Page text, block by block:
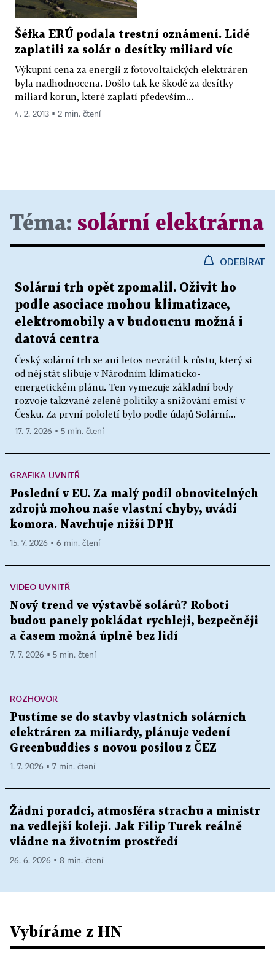
Šéfka ERÚ podala trestní oznámení. Lidé
zaplatili za solár o desítky miliard víc
Výkupní cena za energii z fotovoltaických elektráren
byla nadhodnocena. Došlo tak ke škodě za desítky
miliard korun, které zaplatí především...
4. 2. 2013 ▪ 2 min. čtení
Téma: solární elektrárna
ODEBÍRAT
Solární trh opět zpomalil. Oživit ho
podle asociace mohou klimatizace,
elektromobily a v budoucnu možná i
datová centra
Český solární trh se ani letos nevrátil k růstu, který si
od něj stát slibuje v Národním klimaticko-
energetickém plánu. Ten vymezuje základní body
rozvoje takzvané zelené politiky a snižování emisí v
Česku. Za první pololetí bylo podle údajů Solární...
17. 7. 2026 ▪ 5 min. čtení
GRAFIKA UVNITŘ
Poslední v EU. Za malý podíl obnovitelných
zdrojů mohou naše vlastní chyby, uvádí
komora. Navrhuje nižší DPH
15. 7. 2026 ▪ 6 min. čtení
VIDEO UVNITŘ
Nový trend ve výstavbě solárů? Roboti
budou panely pokládat rychleji, bezpečněji
a časem možná úplně bez lidí
7. 7. 2026 ▪ 5 min. čtení
ROZHOVOR
Pustíme se do stavby vlastních solárních
elektráren za miliardy, plánuje vedení
Greenbuddies s novou posilou z ČEZ
1. 7. 2026 ▪ 7 min. čtení
Žádní poradci, atmosféra strachu a ministr
na vedlejší koleji. Jak Filip Turek reálně
vládne na životním prostředí
26. 6. 2026 ▪ 8 min. čtení
Vybíráme z HN